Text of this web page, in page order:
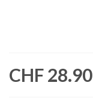
CHF 28.90